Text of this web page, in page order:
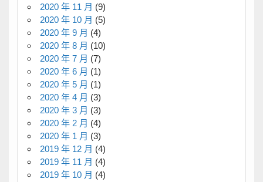
2020 年 11 月 (9)
2020 年 10 月 (5)
2020 年 9 月 (4)
2020 年 8 月 (10)
2020 年 7 月 (7)
2020 年 6 月 (1)
2020 年 5 月 (1)
2020 年 4 月 (3)
2020 年 3 月 (3)
2020 年 2 月 (4)
2020 年 1 月 (3)
2019 年 12 月 (4)
2019 年 11 月 (4)
2019 年 10 月 (4)